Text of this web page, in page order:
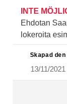
INTE
Ehdotan
lokeroita
Skapad den
13/11/2021